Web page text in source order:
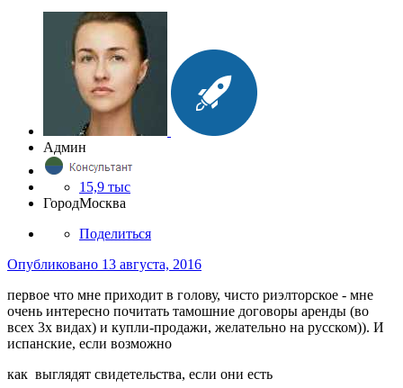
Админ
15,9 тыс
ГородМосква
Поделиться
Опубликовано 13 августа, 2016
первое что мне приходит в голову, чисто риэлторское - мне
очень интересно почитать тамошние договоры аренды (во
всех 3х видах) и купли-продажи, желательно на русском)). И
испанские, если возможно
как выглядят свидетельства, если они есть